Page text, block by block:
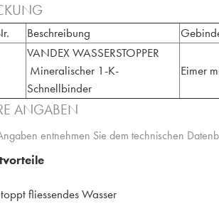
Beschreibung
VANDEX WASSERSTOPPER
Mineralischer 1-K-
Schnellbinder
Eimer
ANGABEN
entnehmen Sie dem technischen
fliessendes Wasser